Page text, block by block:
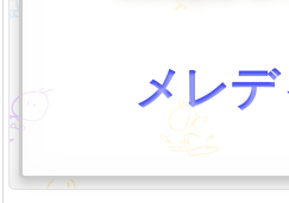
メレ